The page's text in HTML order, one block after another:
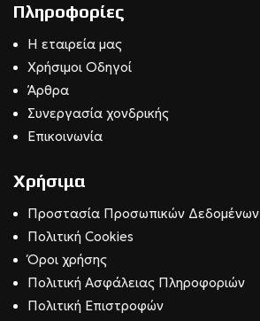
Πληροφορίες
Η εταιρεία μας
Χρήσιμοι Οδηγοί
Άρθρα
Συνεργασία χονδρικής
Επικοινωνία
Χρήσιμα
Προστασία Προσωπικών Δεδομένων
Πολιτική Cookies
Όροι χρήσης
Πολιτική Ασφάλειας Πληροφοριών
Πολιτική Επιστροφών